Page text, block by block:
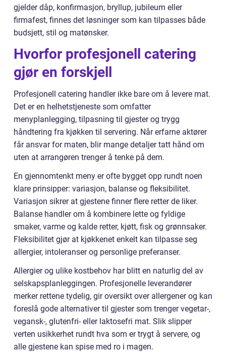
gjelder dåp, konfirmasjon, bryllup, jubileum eller
firmafest, finnes det løsninger som kan tilpasses både
budsjett, stil og matønsker.
Hvorfor profesjonell catering
gjør en forskjell
Profesjonell catering handler ikke bare om å levere mat.
Det er en helhetstjeneste som omfatter
menyplanlegging, tilpasning til gjester og trygg
håndtering fra kjøkken til servering. Når erfarne aktører
får ansvar for maten, blir mange detaljer tatt hånd om
uten at arrangøren trenger å tenke på dem.
En gjennomtenkt meny er ofte bygget opp rundt noen
klare prinsipper: variasjon, balanse og fleksibilitet.
Variasjon sikrer at gjestene finner flere retter de liker.
Balanse handler om å kombinere lette og fyldige
smaker, varme og kalde retter, kjøtt, fisk og grønnsaker.
Fleksibilitet gjør at kjøkkenet enkelt kan tilpasse seg
allergier, intoleranser og personlige preferanser.
Allergier og ulike kostbehov har blitt en naturlig del av
selskapsplanleggingen. Profesjonelle leverandører
merker rettene tydelig, gir oversikt over allergener og kan
foreslå gode alternativer til gjester som trenger vegetar-,
vegansk-, glutenfri- eller laktosefri mat. Slik slipper
verten usikkerhet rundt hva som er trygt å servere, og
alle gjestene kan spise med ro i magen.